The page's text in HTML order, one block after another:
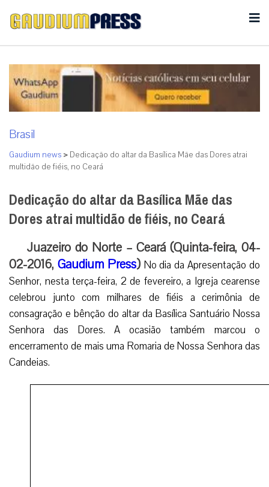
Brasil
Gaudium news > Dedicação do altar da Basílica Mãe das Dores atrai
multidão de fiéis, no Ceará
Dedicação do altar da Basílica Mãe das
Dores atrai multidão de fiéis, no Ceará
Juazeiro do Norte – Ceará (Quinta-feira, 04-
02-2016, Gaudium Press) No dia da Apresentação do
Senhor, nesta terça-feira, 2 de fevereiro, a Igreja cearense
celebrou junto com milhares de fiéis a cerimônia de
consagração e bênção do altar da Basílica Santuário Nossa
Senhora das Dores. A ocasião também marcou o
encerramento de mais uma Romaria de Nossa Senhora das
Candeias.
Na ocasião, a solenidade foi presidida pelo arcebispo da